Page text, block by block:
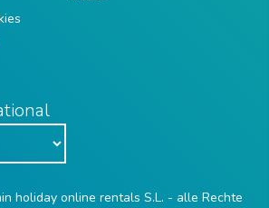
holiday online rentals S.L. - alle Rechte